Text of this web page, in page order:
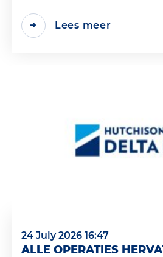
Lees meer
24 July 2026 16:47
ALLE OPERATIES